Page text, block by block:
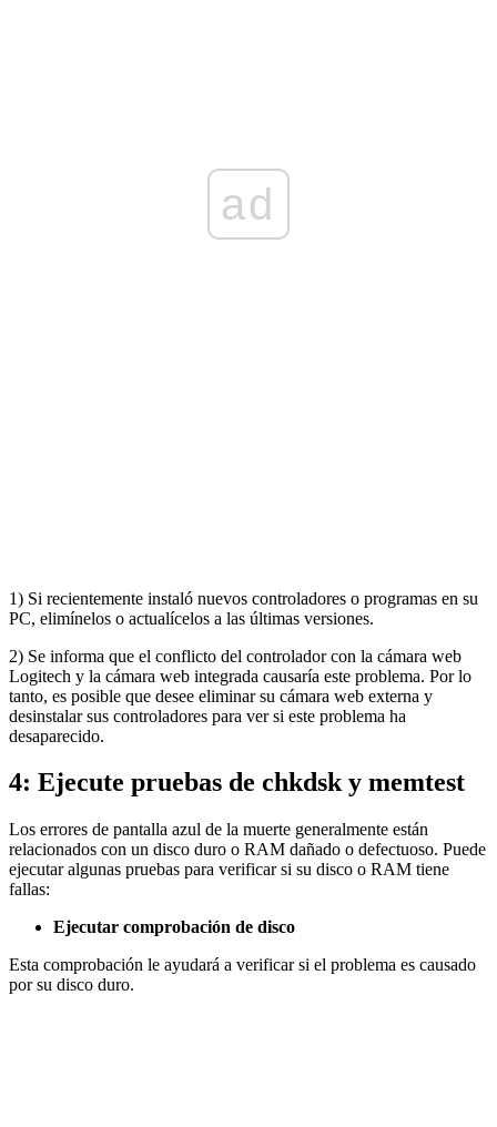
ad
1) Si recientemente instaló nuevos controladores o programas en su
PC, elimínelos o actualícelos a las últimas versiones.
2) Se informa que el conflicto del controlador con la cámara web
Logitech y la cámara web integrada causaría este problema. Por lo
tanto, es posible que desee eliminar su cámara web externa y
desinstalar sus controladores para ver si este problema ha
desaparecido.
4: Ejecute pruebas de chkdsk y memtest
Los errores de pantalla azul de la muerte generalmente están
relacionados con un disco duro o RAM dañado o defectuoso. Puede
ejecutar algunas pruebas para verificar si su disco o RAM tiene
fallas:
Ejecutar comprobación de disco
Esta comprobación le ayudará a verificar si el problema es causado
por su disco duro.